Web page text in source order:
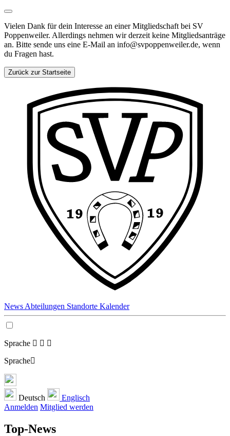
Vielen Dank für dein Interesse an einer Mitgliedschaft bei SV
Poppenweiler. Allerdings nehmen wir derzeit keine Mitgliedsanträge
an. Bitte sende uns eine E-Mail an info@svpoppenweiler.de, wenn
du Fragen hast.
Zurück zur Startseite
News Abteilungen Standorte Kalender
Sprache
Sprache
Deutsch
Englisch
Anmelden Mitglied werden
Top-News